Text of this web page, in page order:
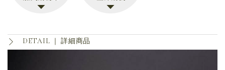
DETAIL ｜詳細商品